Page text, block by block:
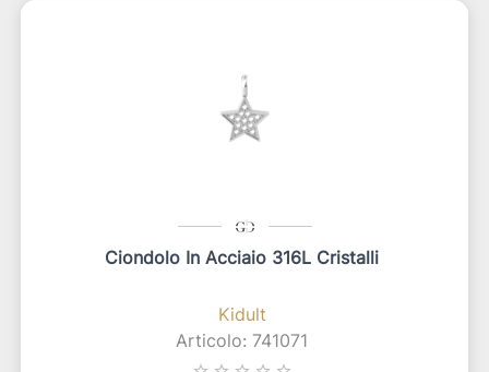
Ciondolo In Acciaio 316L Cristalli
Kidult
Articolo: 741071